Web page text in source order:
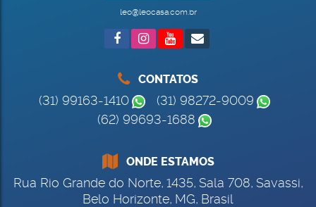
leo@leocasa.com.br
CONTATOS
(31) 99163-1410
(31) 98272-9009
(62) 99693-1688
ONDE ESTAMOS
Rua Rio Grande do Norte, 1435, Sala 708, Savassi,
Belo Horizonte, MG, Brasil